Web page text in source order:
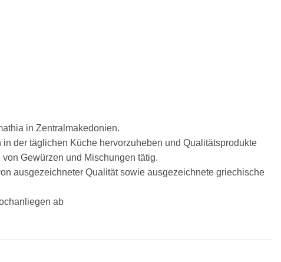
in Zentralmakedonien.
der täglichen Küche hervorzuheben und Qualitätsprodukte
Gewürzen und Mischungen tätig.
ausgezeichneter Qualität sowie ausgezeichnete griechische
ab